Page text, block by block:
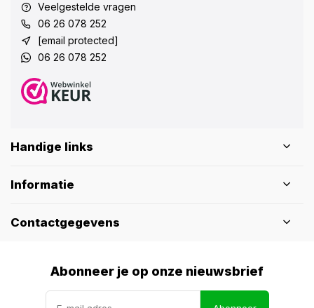
Veelgestelde vragen
06 26 078 252
[email protected]
06 26 078 252
Handige links
Informatie
Contactgegevens
Abonneer je op onze nieuwsbrief